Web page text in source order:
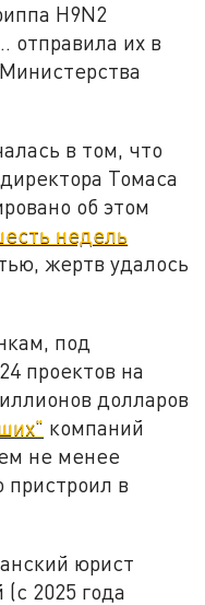
H9N2
отправила их в
в том, что
Томаса
об этом
недель
жертв удалось
под
проектов на
долларов
компаний
не менее
пристроил в
юрист
2025 года